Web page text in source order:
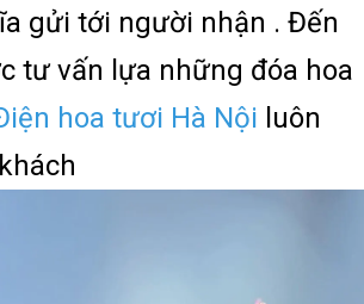
gửi tới người nhận . Đến
tư vấn lựa những đóa hoa
hoa tươi Hà Nội luôn